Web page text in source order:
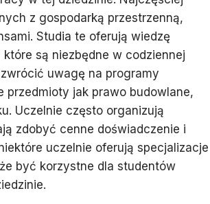
z gospodarką przestrzenną,
Studia te oferują wiedzę
są niezbędne w codziennej
uwagę na programy
przedmioty jak prawo budowlane,
Uczelnie często organizują
zdobyć cenne doświadczenie i
uczelnie oferują specjalizacje
być korzystne dla studentów